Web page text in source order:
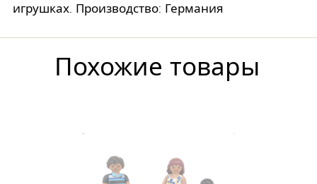
игрушках. Производство: Германия
Похожие товары